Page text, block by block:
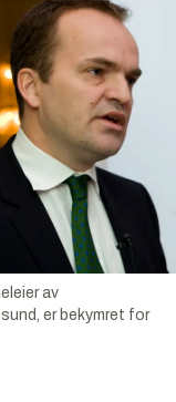
av
er bekymret for